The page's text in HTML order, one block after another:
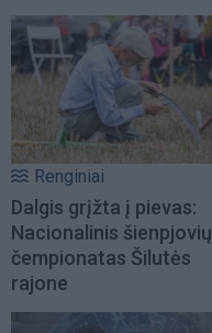
Renginiai
Dalgis grįžta į pievas:
Nacionalinis šienpjovių
čempionatas Šilutės
rajone